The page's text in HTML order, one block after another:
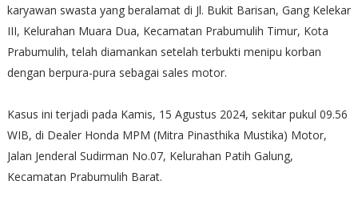
karyawan swasta yang beralamat di Jl. Bukit Barisan, Gang Kelekar
III, Kelurahan Muara Dua, Kecamatan Prabumulih Timur, Kota
Prabumulih, telah diamankan setelah terbukti menipu korban
dengan berpura-pura sebagai sales motor.
Kasus ini terjadi pada Kamis, 15 Agustus 2024, sekitar pukul 09.56
WIB, di Dealer Honda MPM (Mitra Pinasthika Mustika) Motor,
Jalan Jenderal Sudirman No.07, Kelurahan Patih Galung,
Kecamatan Prabumulih Barat.